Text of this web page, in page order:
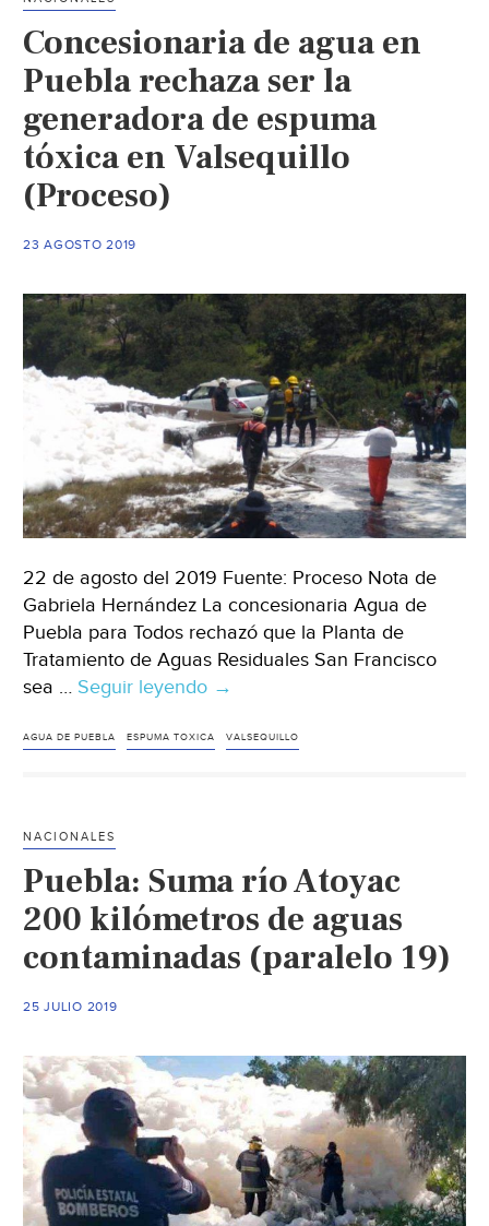
convertidas
plantas
de
tratamiento
de
Noticias)
Concesionaria de agua en
Puebla rechaza ser la
generadora de espuma
tóxica en Valsequillo
(Proceso)
23 AGOSTO 2019
22 de agosto del 2019 Fuente: Proceso Nota de
Gabriela Hernández La concesionaria Agua de
Puebla para Todos rechazó que la Planta de
Tratamiento de Aguas Residuales San Francisco
sea … Seguir leyendo Concesionaria
agua
la
generadora
de
espuma
(Proceso)
→
AGUA DE PUEBLA ESPUMA TOXICA VALSEQUILLO
NACIONALES
Puebla: Suma río Atoyac
200 kilómetros de aguas
contaminadas (paralelo 19)
25 JULIO 2019